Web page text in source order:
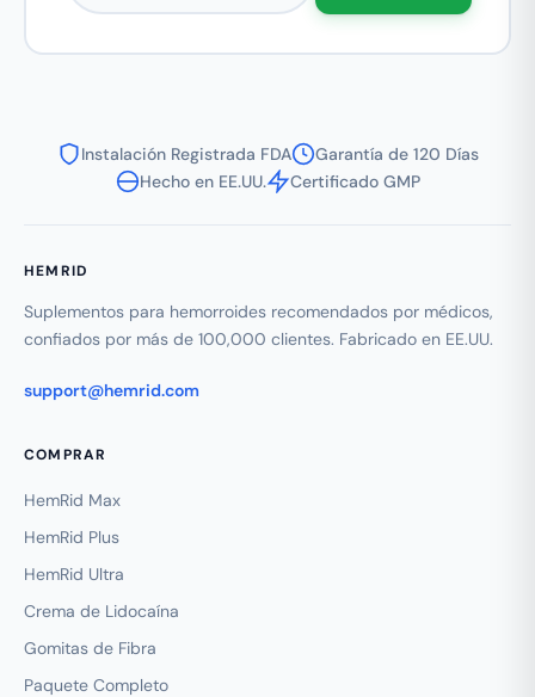
Instalación Registrada FDA
Garantía de 120 Días
Hecho en EE.UU.
Certificado GMP
HEMRID
Suplementos para hemorroides recomendados por médicos,
confiados por más de 100,000 clientes. Fabricado en EE.UU.
support@hemrid.com
COMPRAR
HemRid Max
HemRid Plus
HemRid Ultra
Crema de Lidocaína
Gomitas de Fibra
Paquete Completo